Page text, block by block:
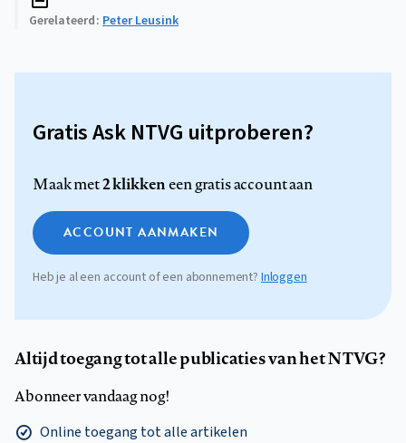
Gerelateerd Peter Leusink
Gratis Ask NTVG uitproberen?
Maak met2 klikkeneen gratis account aan
ACCOUNT AANMAKEN
Heb je al een account of een abonnement? Inloggen
Altijd toegang tot alle publicaties van het NTVG?
Abonneer vandaag nog!
Online toegang tot alle artikelen